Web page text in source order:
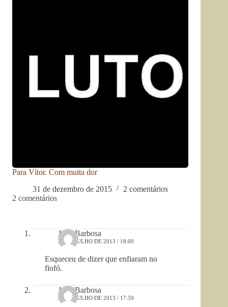
Para Vítor. Com muita dor
31 de dezembro de 2015
2 comentários
2 comentários
João Barbosa
28 DE JULHO DE 2013 / 18:00
Esqueceu de dizer que enfiaram no
fiofó.
João Barbosa
28 DE JULHO DE 2013 / 17:59